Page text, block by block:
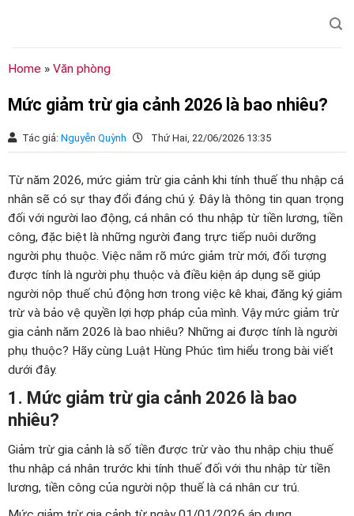
dung
Home » Văn phòng
Mức giảm trừ gia cảnh 2026 là bao nhiêu?
Tác giả: Nguyễn Quỳnh Thứ Hai, 22/06/2026 13:35
Từ năm 2026, mức giảm trừ gia cảnh khi tính thuế thu nhập cá
nhân sẽ có sự thay đổi đáng chú ý. Đây là thông tin quan trọng
đối với người lao động, cá nhân có thu nhập từ tiền lương, tiền
công, đặc biệt là những người đang trực tiếp nuôi dưỡng
người phụ thuộc. Việc nắm rõ mức giảm trừ mới, đối tượng
được tính là người phụ thuộc và điều kiện áp dụng sẽ giúp
người nộp thuế chủ động hơn trong việc kê khai, đăng ký giảm
trừ và bảo vệ quyền lợi hợp pháp của mình. Vậy mức giảm trừ
gia cảnh năm 2026 là bao nhiêu? Những ai được tính là người
phụ thuộc? Hãy cùng Luật Hùng Phúc tìm hiểu trong bài viết
dưới đây.
1. Mức giảm trừ gia cảnh 2026 là bao
nhiêu?
Giảm trừ gia cảnh là số tiền được trừ vào thu nhập chịu thuế
thu nhập cá nhân trước khi tính thuế đối với thu nhập từ tiền
lương, tiền công của người nộp thuế là cá nhân cư trú.